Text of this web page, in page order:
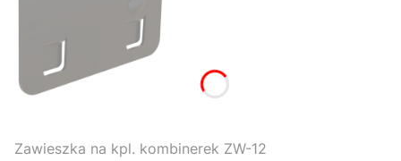
Zawieszka na kpl. kombinerek ZW-12